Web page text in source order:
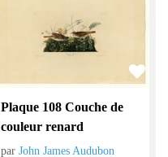
Plaque 108 Couche de
couleur renard
parJohn James Audubon